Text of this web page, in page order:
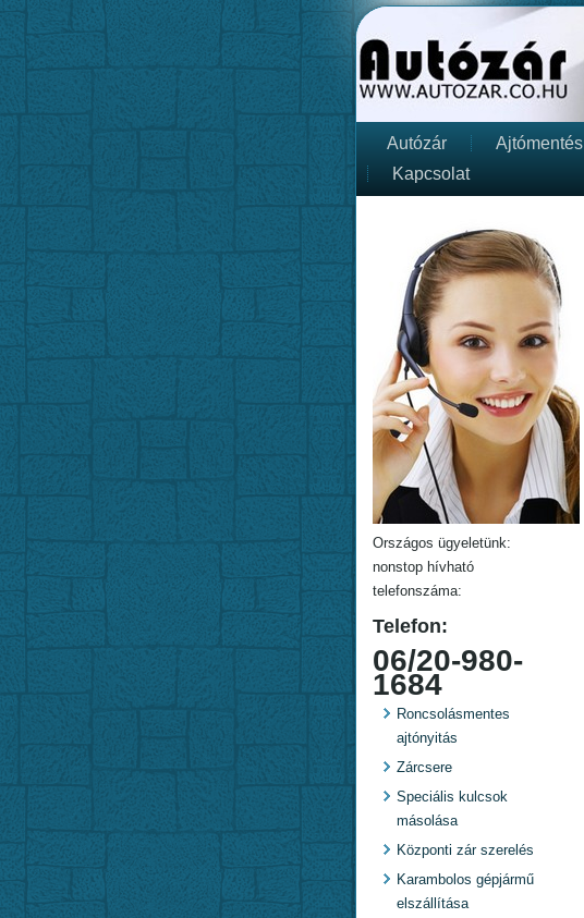
Autózár Ajtómentés
Kapcsolat
Országos ügyeletünk:
nonstop hívható
telefonszáma:
Telefon:
06/20-980-
1684
Roncsolásmentes
ajtónyitás
Zárcsere
Speciális kulcsok
másolása
Központi zár szerelés
Karambolos gépjármű
elszállítása